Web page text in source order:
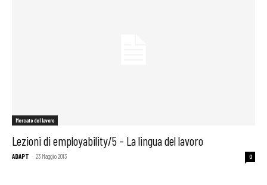
Mercato del lavoro
Lezioni di employability/5 – La lingua del lavoro
ADAPT - 23 Maggio 2013 0